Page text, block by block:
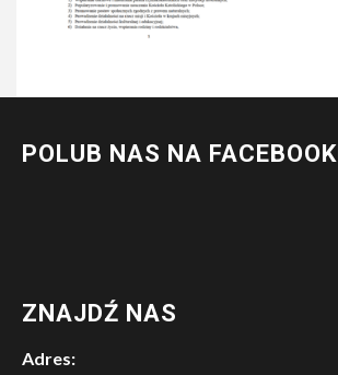
POLUB NAS NA
ZNAJDŹ NAS
Adres: